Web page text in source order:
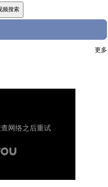
更多